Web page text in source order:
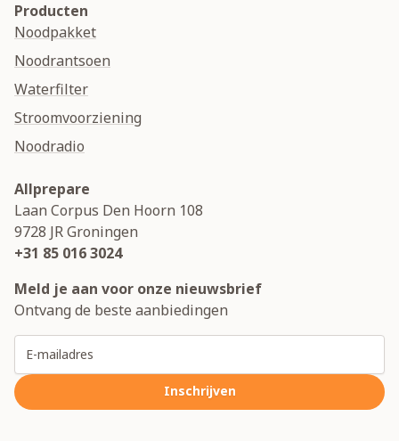
Producten
Noodpakket
Noodrantsoen
Waterfilter
Stroomvoorziening
Noodradio
Allprepare
Laan Corpus Den Hoorn 108
9728 JRGroningen
+31 85 016 3024
Meld je aan voor onze nieuwsbrief
Ontvang de beste aanbiedingen
Inschrijven